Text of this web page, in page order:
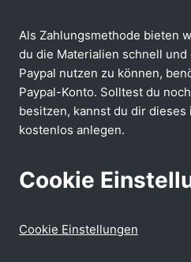
Als Zahlungsmethode bieten
du die Materialien schnell und
Paypal nutzen zu können,
Paypal-Konto. Solltest du
besitzen, kannst du dir
kostenlos anlegen.
Cookie
Cookie Einstellungen